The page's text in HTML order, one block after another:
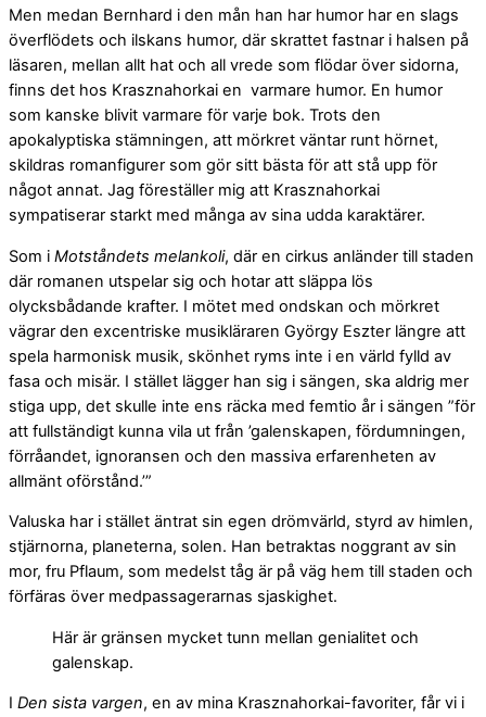
Men medan Bernhard i den mån han har humor har en slags
överflödets och ilskans humor, där skrattet fastnar i halsen på
läsaren, mellan allt hat och all vrede som flödar över sidorna,
finns det hos Krasznahorkai en varmare humor. En humor
som kanske blivit varmare för varje bok. Trots den
apokalyptiska stämningen, att mörkret väntar runt hörnet,
skildras romanfigurer som gör sitt bästa för att stå upp för
något annat. Jag föreställer mig att Krasznahorkai
sympatiserar starkt med många av sina udda karaktärer.
Som i Motståndets melankoli, där en cirkus anländer till staden
där romanen utspelar sig och hotar att släppa lös
olycksbådande krafter. I mötet med ondskan och mörkret
vägrar den excentriske musikläraren György Eszter längre att
spela harmonisk musik, skönhet ryms inte i en värld fylld av
fasa och misär. I stället lägger han sig i sängen, ska aldrig mer
stiga upp, det skulle inte ens räcka med femtio år i sängen ”för
att fullständigt kunna vila ut från ’galenskapen, fördumningen,
förråandet, ignoransen och den massiva erfarenheten av
allmänt oförstånd.’”
Valuska har i stället äntrat sin egen drömvärld, styrd av himlen,
stjärnorna, planeterna, solen. Han betraktas noggrant av sin
mor, fru Pflaum, som medelst tåg är på väg hem till staden och
förfäras över medpassagerarnas sjaskighet.
Här är gränsen mycket tunn mellan genialitet och
galenskap.
I Den sista vargen, en av mina Krasznahorkai-favoriter, får vi i